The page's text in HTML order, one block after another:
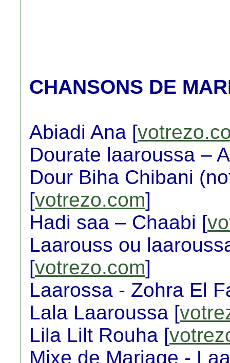
CHANSONS DE
Abiadi Ana [
Dourate laaroussa –
Dour Biha Chibani
[votrezo.com]
Hadi saa – Chaabi [
Laarouss ou
[votrezo.com]
Laarossa - Zohra El
Lala Laaroussa [
Lila Lilt Rouha [
Mixe de Mariage -